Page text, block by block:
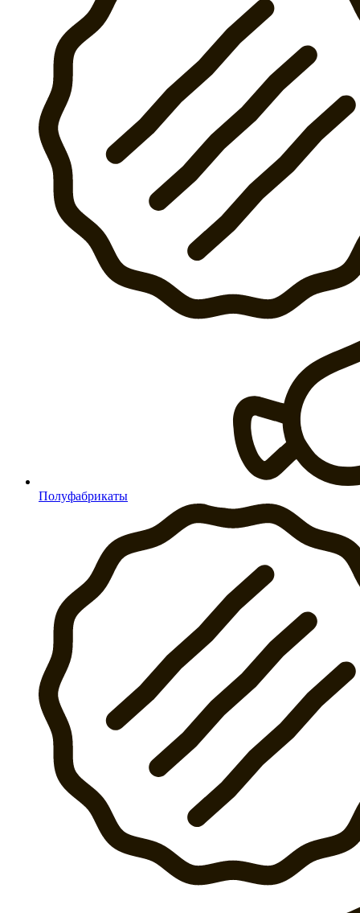
Полуфабрикаты